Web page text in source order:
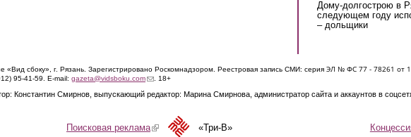
Дому-долгострою в
следующем году
– дольщики
«Вид сбоку», г. Рязань. Зарегистрировано Роскомнадзором. Реестровая запись СМИ: серия ЭЛ № ФС 77 - 78261 от
95-41-59. E-mail: gazeta@vidsboku.com(link sends e-mail)
. 18+
Константин Смирнов, выпускающий редактор: Марина Смирнова, администратор сайта и аккаунтов в
Поисковая реклама(link is external)«Три-В»